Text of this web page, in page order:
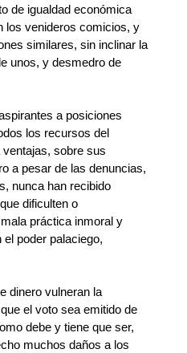
de igualdad económica
los venideros comicios, y
similares, sin inclinar la
unos, y desmedro de
a posiciones
los recursos del
sobre sus
a pesar de las denuncias,
nunca han recibido
dificulten o
práctica inmoral y
poder palaciego,
dinero vulneran la
el voto sea emitido de
debe y tiene que ser,
muchos daños a los